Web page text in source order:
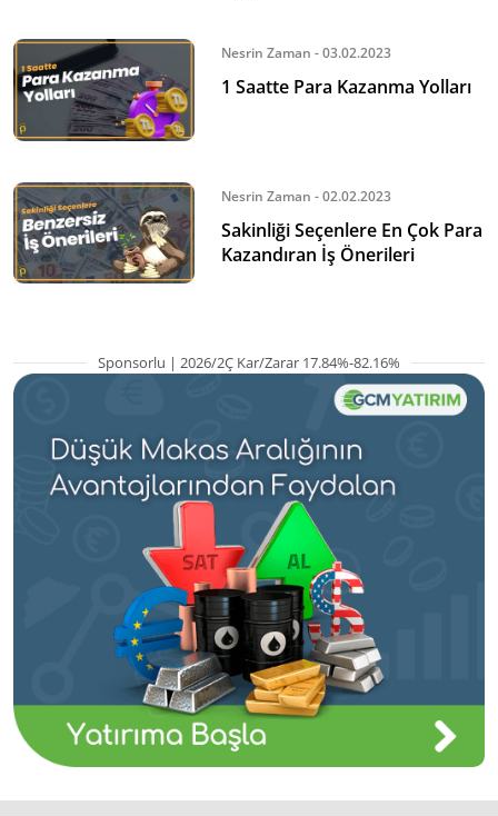
Nesrin Zaman - 03.02.2023
1 Saatte Para Kazanma Yolları
Nesrin Zaman - 02.02.2023
Sakinliği Seçenlere En Çok Para
Kazandıran İş Önerileri
Sponsorlu | 2026/2Ç Kar/Zarar 17.84%-82.16%